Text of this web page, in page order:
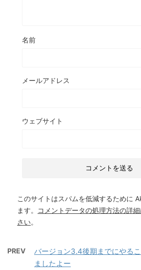
名前
メールアドレス
ウェブサイト
このサイトはスパムを低減するために
ます。
コメントデータの処理方法の詳
さい。
PREV
バージョン3.4後期までにやる
ましたよー